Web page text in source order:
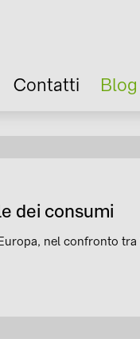
Contatti Blog
dei consumi
nel confronto